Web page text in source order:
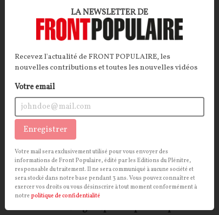
influente que peu discutée : le néolibéralisme.
Décorticage.
INTERNATIONAL
Comment l’Eurogroupe compte remplir les
LA NEWSLETTER DE
Recevez l'actualité de FRONT POPULAIRE, les
nouvelles contributions et toutes les nouvelles vidéos
Votre email
Enregistrer
Votre mail sera exclusivement utilisé pour vous envoyer des
informations de Front Populaire, édité par les Editions du Plénitre,
responsable du traitement. Il ne sera communiqué à aucune société et
sera stocké dans notre base pendant 3 ans. Vous pouvez connaître et
exercer vos droits ou vous désinscrire à tout moment conformément à
notre politique de confidentialité